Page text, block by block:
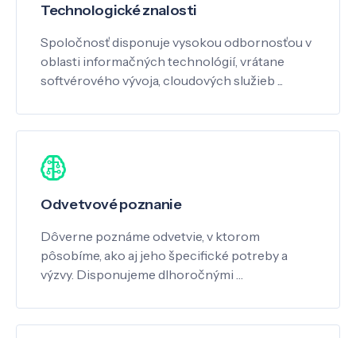
Technologické znalosti
Spoločnosť disponuje vysokou odbornosťou v
oblasti informačných technológií, vrátane
softvérového vývoja, cloudových služieb ...
Odvetvové poznanie
Dôverne poznáme odvetvie, v ktorom
pôsobíme, ako aj jeho špecifické potreby a
výzvy. Disponujeme dlhoročnými …